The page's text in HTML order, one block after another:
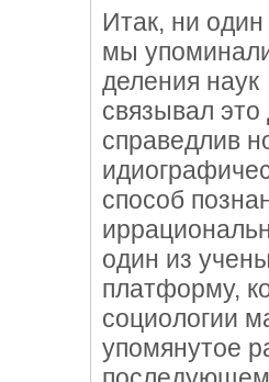
Итак, ни
мы
деления
связывал это
справедлив
способ
один из
платформу,
социологии
упомянутое